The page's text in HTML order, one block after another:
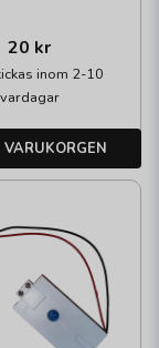
20 kr
inom 2-10
vardagar
VARUKORGEN